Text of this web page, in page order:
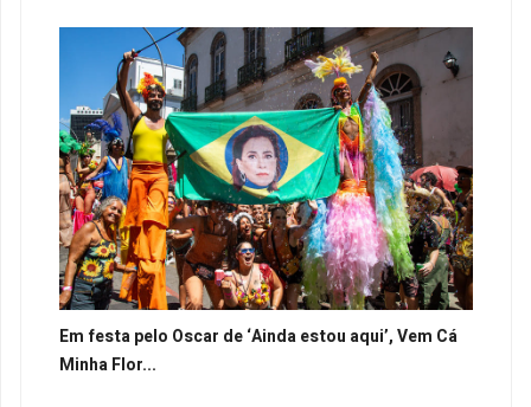
Em festa pelo Oscar de ‘Ainda estou aqui’, Vem Cá
Minha Flor...